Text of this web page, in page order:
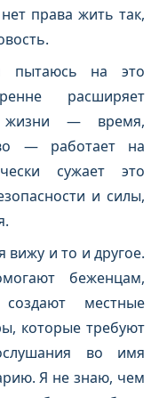
права жить так,
пытаюсь на это
расширяет
жизни — время,
— работает на
сужает это
и силы,
вижу и то и другое.
беженцам,
местные
которые требуют
во имя
Я не знаю, чем